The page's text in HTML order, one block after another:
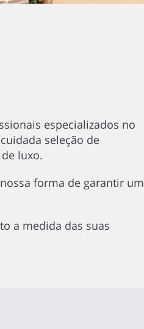
especializados no
seleção de
luxo.
forma de garantir um
a medida das suas